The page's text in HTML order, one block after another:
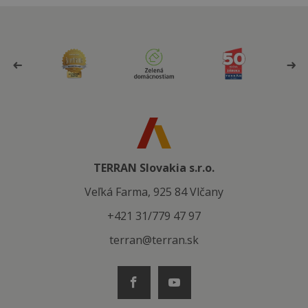
TERRAN Slovakia s.r.o.
Veľká Farma, 925 84 Vlčany
+421 31/779 47 97
terran@terran.sk